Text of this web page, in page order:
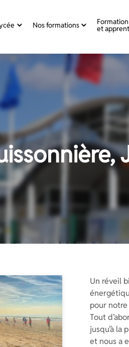
Nos formations et
Un réveil
pour
Tout
jusqu’à
et nous a